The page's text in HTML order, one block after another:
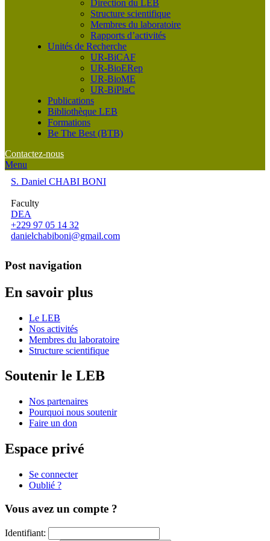
Direction du LEB
Structure scientifique
Membres du laboratoire
Rapports d’activités
Unités de Recherche
UR-BiCAF
UR-BioERep
UR-BioME
UR-BiPlaC
Publications
Bibliothèque LEB
Formations
Be The Best (BTB)
Contactez-nous
Menu
S. Daniel CHABI BONI
Faculty
DEA
+229 97 05 14 32
danielchabiboni@gmail.com
Post navigation
En savoir plus
Le LEB
Nos activités
Membres du laboratoire
Structure scientifique
Soutenir le LEB
Nos partenaires
Pourquoi nous soutenir
Faire un don
Espace privé
Se connecter
Oublié ?
Vous avez un compte ?
Identifiant: